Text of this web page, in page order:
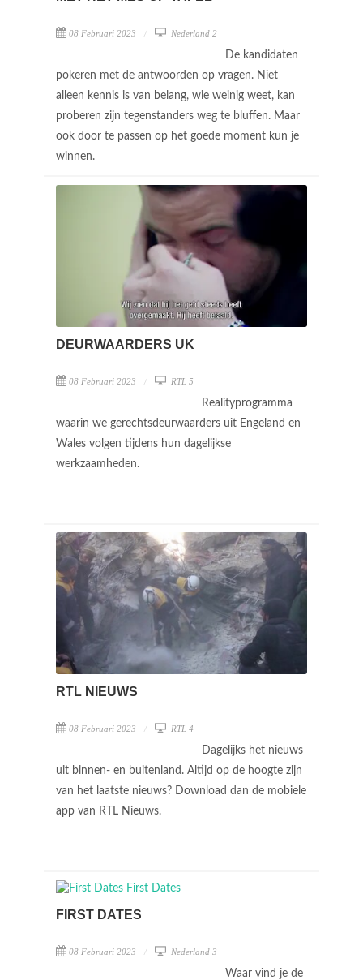
08 Februari 2023 Nederland 2
De kandidaten
pokeren met de antwoorden op vragen. Niet
alleen kennis is van belang, wie weinig weet, kan
proberen zijn tegenstanders weg te bluffen. Maar
ook door te passen op het goede moment kun je
winnen.
DEURWAARDERS UK
08 Februari 2023 RTL 5
Realityprogramma
waarin we gerechtsdeurwaarders uit Engeland en
Wales volgen tijdens hun dagelijkse
werkzaamheden.
RTL NIEUWS
08 Februari 2023 RTL 4
Dagelijks het nieuws
uit binnen- en buitenland. Altijd op de hoogte zijn
van het laatste nieuws? Download dan de mobiele
app van RTL Nieuws.
FIRST DATES
08 Februari 2023 Nederland 3
Waar vind je de